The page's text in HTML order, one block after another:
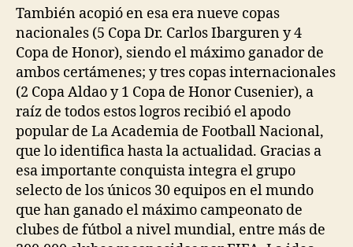
También acopió en esa era nueve copas
nacionales (5 Copa Dr. Carlos Ibarguren y 4
Copa de Honor), siendo el máximo ganador de
ambos certámenes; y tres copas internacionales
(2 Copa Aldao y 1 Copa de Honor Cusenier), a
raíz de todos estos logros recibió el apodo
popular de La Academia de Football Nacional,
que lo identifica hasta la actualidad. Gracias a
esa importante conquista integra el grupo
selecto de los únicos 30 equipos en el mundo
que han ganado el máximo campeonato de
clubes de fútbol a nivel mundial, entre más de